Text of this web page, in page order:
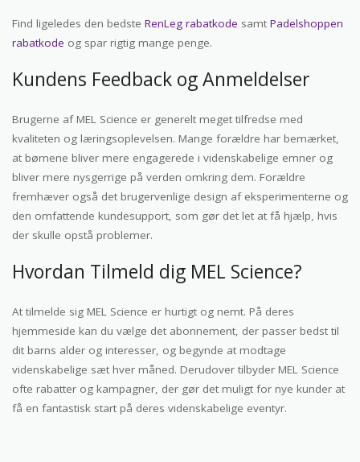
Find ligeledes den bedste RenLeg rabatkode samt Padelshoppen
rabatkode og spar rigtig mange penge.
Kundens Feedback og Anmeldelser
Brugerne af MEL Science er generelt meget tilfredse med
kvaliteten og læringsoplevelsen. Mange forældre har bemærket,
at børnene bliver mere engagerede i videnskabelige emner og
bliver mere nysgerrige på verden omkring dem. Forældre
fremhæver også det brugervenlige design af eksperimenterne og
den omfattende kundesupport, som gør det let at få hjælp, hvis
der skulle opstå problemer.
Hvordan Tilmeld dig MEL Science?
At tilmelde sig MEL Science er hurtigt og nemt. På deres
hjemmeside kan du vælge det abonnement, der passer bedst til
dit barns alder og interesser, og begynde at modtage
videnskabelige sæt hver måned. Derudover tilbyder MEL Science
ofte rabatter og kampagner, der gør det muligt for nye kunder at
få en fantastisk start på deres videnskabelige eventyr.